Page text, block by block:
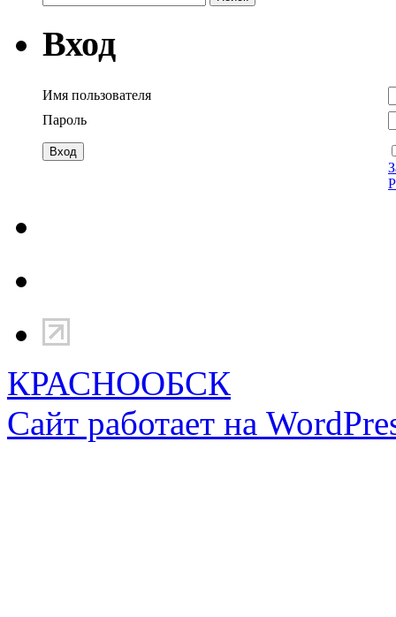
Вход
Имя пользователя
Пароль
КРАСНООБСК
Сайт работает на